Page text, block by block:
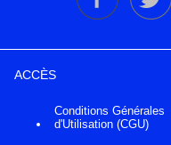
ACCÈS
Conditions Générales
d'Utilisation (CGU)